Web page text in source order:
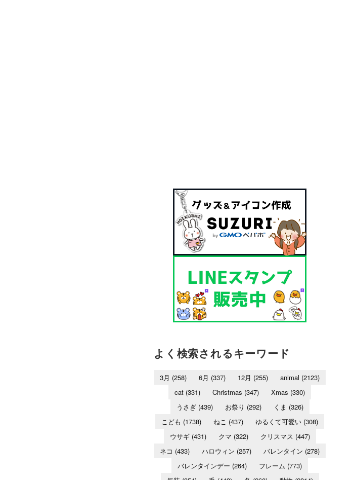
よく検索されるキーワード
3月 (258) 6月 (337) 12月 (255) animal (2123)
cat (331) Christmas (347) Xmas (330)
うさぎ(439) お祭り (292) くま (326)
こども (1738) ねこ (437) ゆるくて可愛い (308)
ウサギ(431) クマ (322) クリスマス (447)
ネコ (433) ハロウィン (257) バレンタイン (278)
バレンタインデー (264) フレーム (773)